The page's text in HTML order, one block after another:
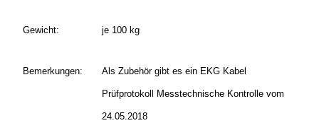
Gewicht: je 100 kg
Bemerkungen: Als Zubehör gibt es ein EKG Kabel
Prüfprotokoll Messtechnische Kontrolle vom
24.05.2018